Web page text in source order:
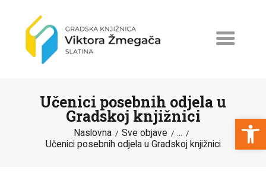
Open toolbar
Učenici posebnih odjela u
Gradskoj knjižnici
Naslovna Sve objave ...
Učenici posebnih odjela u Gradskoj knjižnici
NASLOVNA